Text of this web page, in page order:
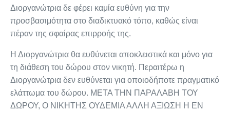
Διοργανώτρια δε φέρει καμία ευθύνη για την
προσβασιμότητα στο διαδικτυακό τόπο, καθώς είναι
πέραν της σφαίρας επιρροής της.
Η Διοργανώτρια θα ευθύνεται αποκλειστικά και μόνο για
τη διάθεση του δώρου στον νικητή. Περαιτέρω η
Διοργανώτρια δεν ευθύνεται για οποιοδήποτε πραγματικό
ελάττωμα του δώρου. ΜΕΤΑ ΤΗΝ ΠΑΡΑΛΑΒΗ ΤΟΥ
ΔΩΡΟΥ, Ο ΝΙΚΗΤΗΣ ΟΥΔΕΜΙΑ ΑΛΛΗ ΑΞΙΩΣΗ Η ΕΝ